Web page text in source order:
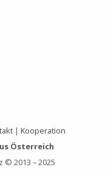
| Kooperation
Österreich
© 2013 – 2025